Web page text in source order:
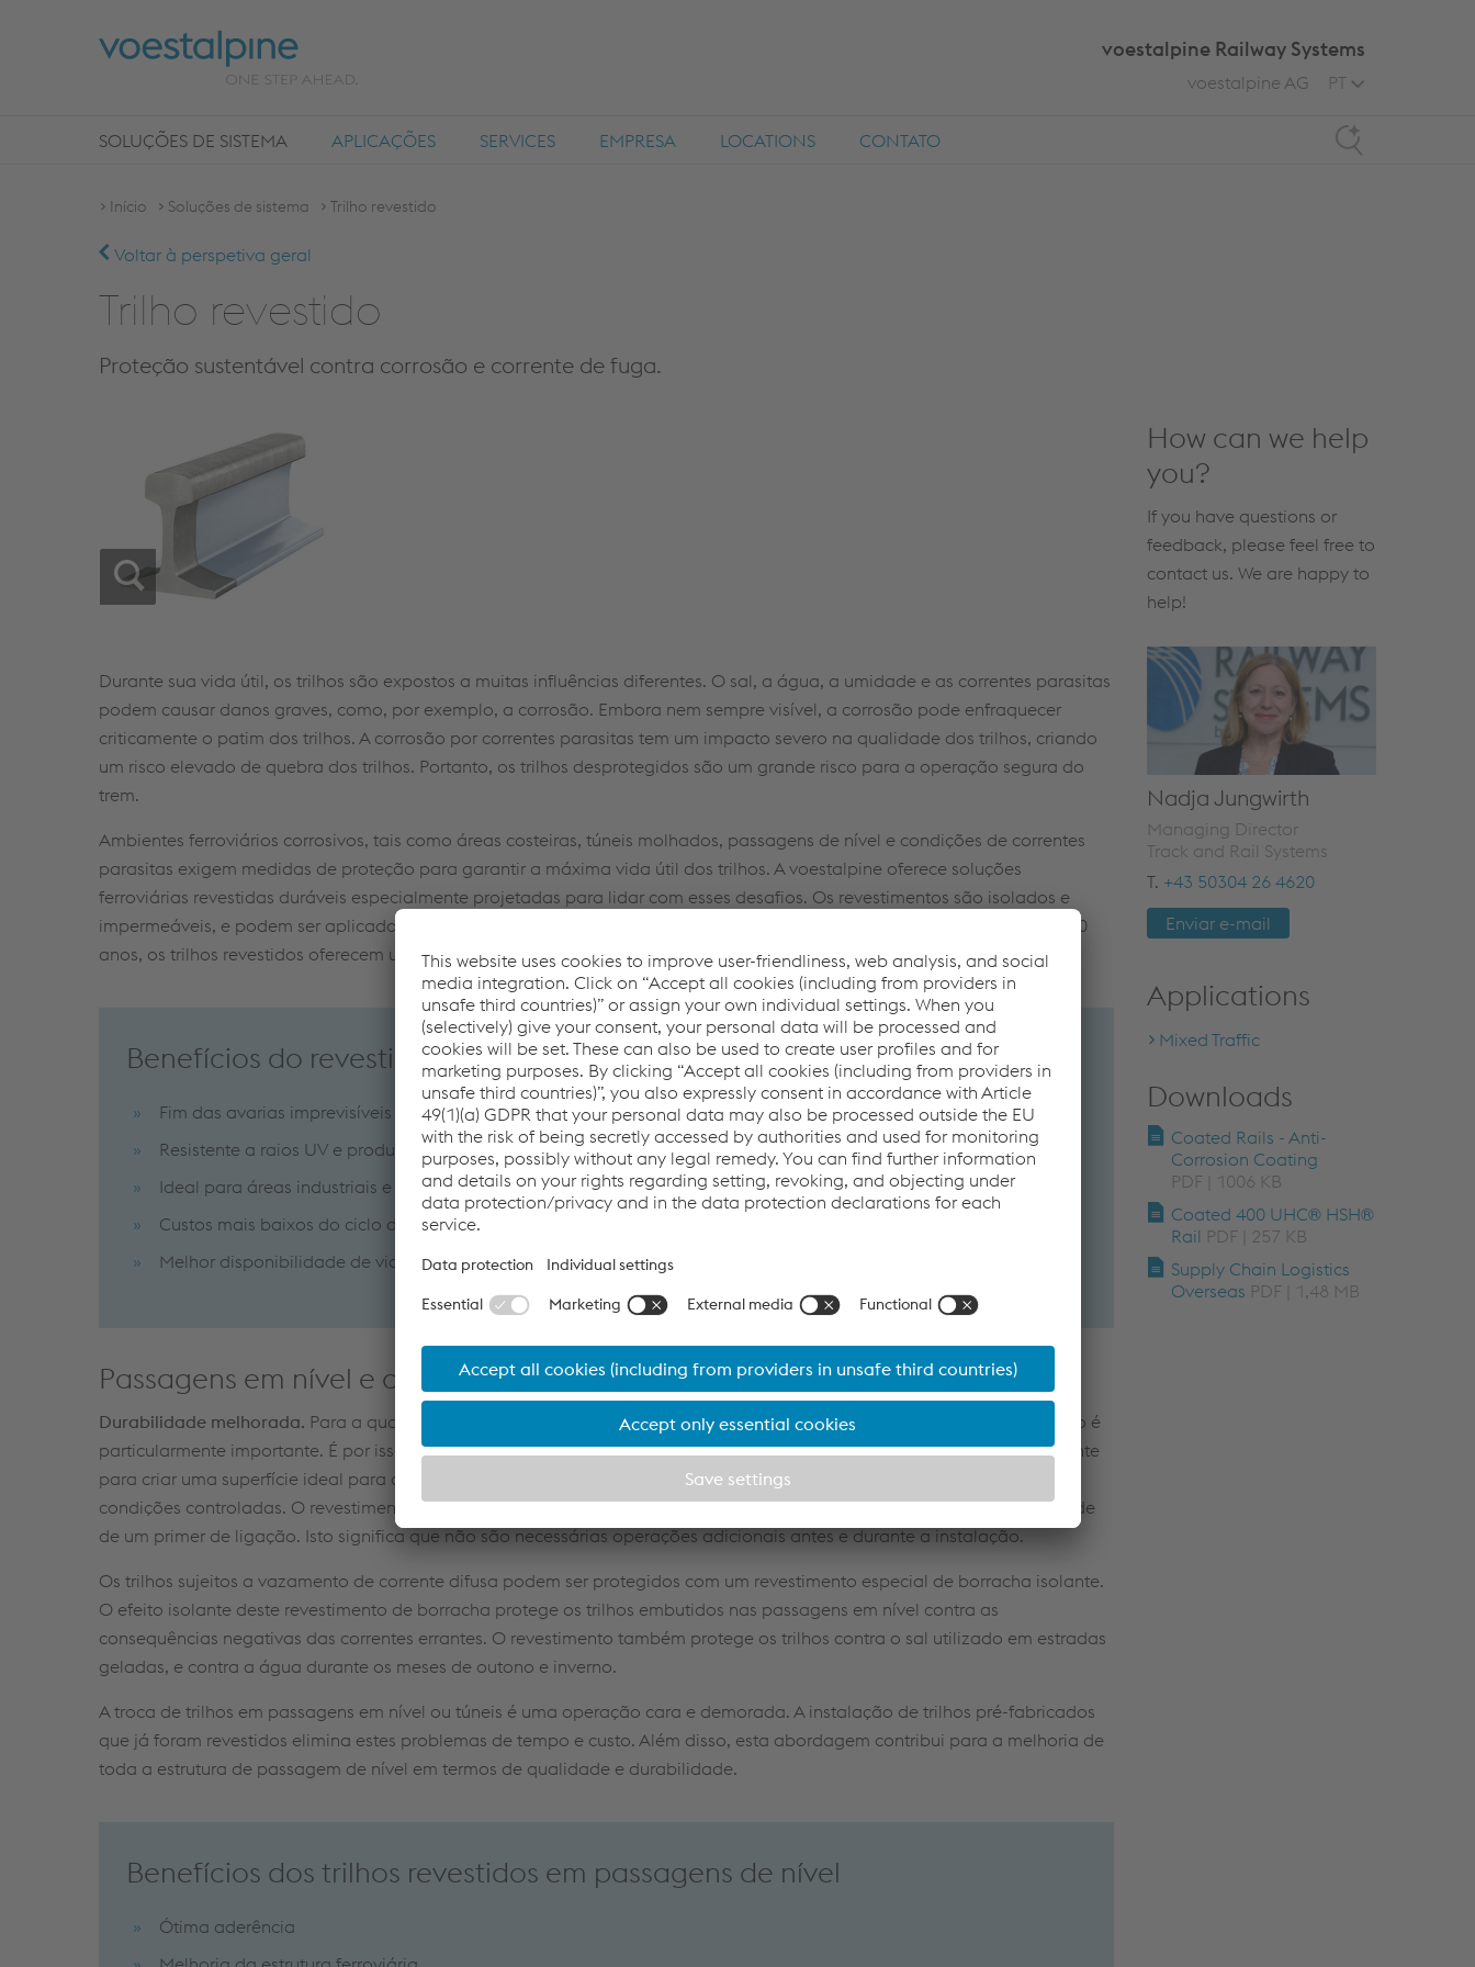
Search
voestalpine Railway Systems
PT
voestalpine AG
SOLUÇÕES DE SISTEMA APLICAÇÕES SERVICES EMPRESA LOCATIONS CONTATO
Início Soluções de sistema Trilho revestido
Voltar à perspetiva geral
Trilho revestido
Proteção sustentável contra corrosão e corrente de fuga.
Durante sua vida útil, os trilhos são expostos a muitas influências diferentes. O sal, a água, a umidade e as correntes parasitas
podem causar danos graves, como, por exemplo, a corrosão. Embora nem sempre visível, a corrosão pode enfraquecer
criticamente o patim dos trilhos. A corrosão por correntes parasitas tem um impacto severo na qualidade dos trilhos, criando
um risco elevado de quebra dos trilhos. Portanto, os trilhos desprotegidos são um grande risco para a operação segura do
trem.
Ambientes ferroviários corrosivos, tais como áreas costeiras, túneis molhados, passagens de nível e condições de correntes
parasitas exigem medidas de proteção para garantir a máxima vida útil dos trilhos. A voestalpine oferece soluções
ferroviárias revestidas duráveis especialmente projetadas para lidar com esses desafios. Os revestimentos são isolados e
impermeáveis, e podem ser aplicados em todos os tipos de trilhos de fundo plano. Com uma expectativa de vida útil de 20
anos, os trilhos revestidos oferecem um excelente método para evitar a corrosão.
Benefícios do revestimento anti-corrosão:
Fim das avarias imprevisíveis
Resistente a raios UV e produtos químicos
Ideal para áreas industriais e portuárias
Custos mais baixos do ciclo de vida
Melhor disponibilidade de via
Passagens em nível e correntes parasitas
Durabilidade melhorada. Para a qualidade e durabilidade dos trilhos em passagens de nível, a aderência do revestimento é
particularmente importante. É por isso que antes de revestir estas seções de trilhos, os mesmos são tratados especificamente
para criar uma superfície ideal para a aderência. Os revestimentos são então aplicados de forma especializada sob
condições controladas. O revestimento liga com todos os compostos de ligamento permitidos, o que elimina a necessidade
de um primer de ligação. Isto significa que não são necessárias operações adicionais antes e durante a instalação.
Os trilhos sujeitos a vazamento de corrente difusa podem ser protegidos com um revestimento especial de borracha isolante.
O efeito isolante deste revestimento de borracha protege os trilhos embutidos nas passagens em nível contra as
consequências negativas das correntes errantes. O revestimento também protege os trilhos contra o sal utilizado em estradas
geladas, e contra a água durante os meses de outono e inverno.
A troca de trilhos em passagens em nível ou túneis é uma operação cara e demorada. A instalação de trilhos pré-fabricados
que já foram revestidos elimina estes problemas de tempo e custo. Além disso, esta abordagem contribui para a melhoria de
toda a estrutura de passagem de nível em termos de qualidade e durabilidade.
Benefícios dos trilhos revestidos em passagens de nível
Ótima aderência
How can we help
you?
If you have questions or
feedback, please feel free to
contact us. We are happy to
help!
Nadja Jungwirth
Managing Director
Track and Rail Systems
T. +43 50304 26 4620
Enviar e-mail
Applications
Mixed Traffic
Downloads
Coated Rails - Anti-
Corrosion Coating
PDF | 1006 KB
Coated 400 UHC® HSH®
Rail PDF | 257 KB
Supply Chain Logistics
Overseas PDF | 1,48 MB